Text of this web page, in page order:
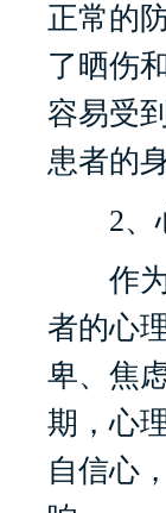
正常的
了晒伤
容易受
患者的
2、
作为
者的心
卑、焦
期，心
自信心